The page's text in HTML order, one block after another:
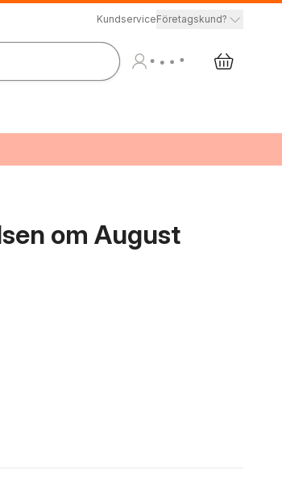
KundserviceFöretagskund?
om August